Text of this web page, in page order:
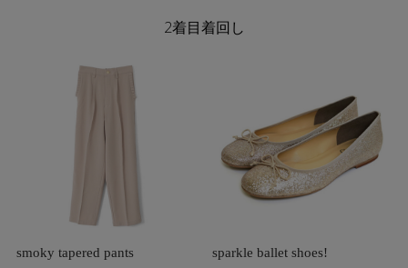
2着目着回し
smoky tapered pants sparkle ballet shoes!